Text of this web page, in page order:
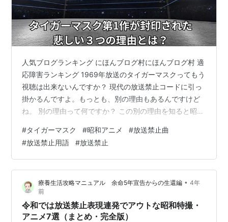
人気ブログランキング にほんブログ村にほんブログ村 適
応障害ランキング 1969年放送のタイガーマスクってもう
視聴は出来ないんですか？ 現代の放送禁止コードに引っ
掛かるんですよ。もっとも、別の理由もあるんですけど
ね。 別の理由って何ですか？ この別の理由を知ると昭和
す。最後までおつきあいくださいね。 この記事でわかる
こと タイガーマスク第1作の封印された名曲とは？ この
記事を書いてる人 タイガーマスク第1作とは？ タイガー
マスク第1作は、 1969年から怪獣ブームの後に来た スポ
根ブームの渦中に放映された 梶原一騎原作のアニメで
す。 最初はヒール…
#タイガーマスク #昭和アニメ #放送禁止曲
#放送禁止用語 #放送禁止
療養生活攻略マニュアル 余命5年宣告からの生還編 • 4年
前
令和では放送禁止表現連発でアウトな昭和特撮・
アニメ7選（まとめ・完全版）